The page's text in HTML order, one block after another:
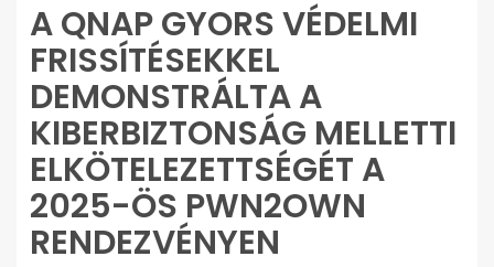
A QNAP GYORS VÉDELMI
FRISSÍTÉSEKKEL
DEMONSTRÁLTA A
KIBERBIZTONSÁG MELLETTI
ELKÖTELEZETTSÉGÉT A
2025-ÖS PWN2OWN
RENDEZVÉNYEN